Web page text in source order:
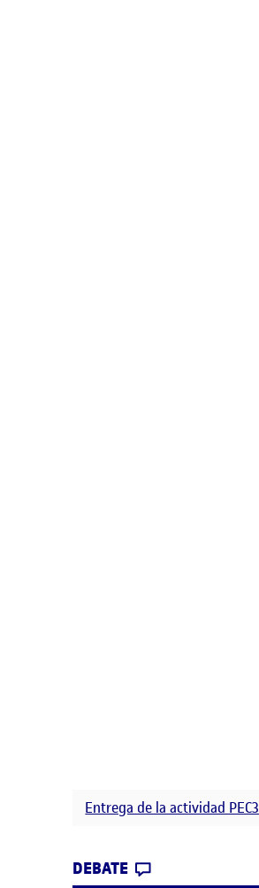
Entrega de la actividad PEC3
DEBATE